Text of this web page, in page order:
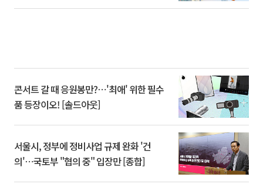
콘서트 갈 때 응원봉만?⋯'최애' 위한 필수
품 등장이오! [솔드아웃]
서울시, 정부에 정비사업 규제 완화 '건
의'⋯국토부 "협의 중" 입장만 [종합]